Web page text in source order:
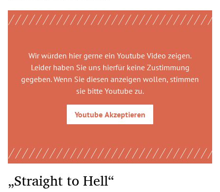
Wir würden hier gerne ein Youtube Video zeigen.
Leider haben Sie uns hierfür keine Zustimmung
gegeben. Wenn Sie diesen anzeigen wollen, stimmen
sie bitte Youtube zu.
Youtube Akzeptieren
„Straight to Hell“